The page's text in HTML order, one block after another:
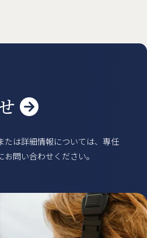
覧
車登録
たは詳細情報については、専任
問い合わせください。